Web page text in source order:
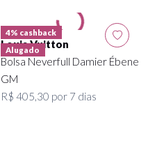
4% cashback
Alugado
Louis Vuitton
Bolsa Neverfull Damier Ébene
GM
R$ 405,30 por 7 dias